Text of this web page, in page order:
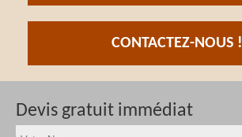
CONTACTEZ-NOUS !
Devis gratuit immédiat